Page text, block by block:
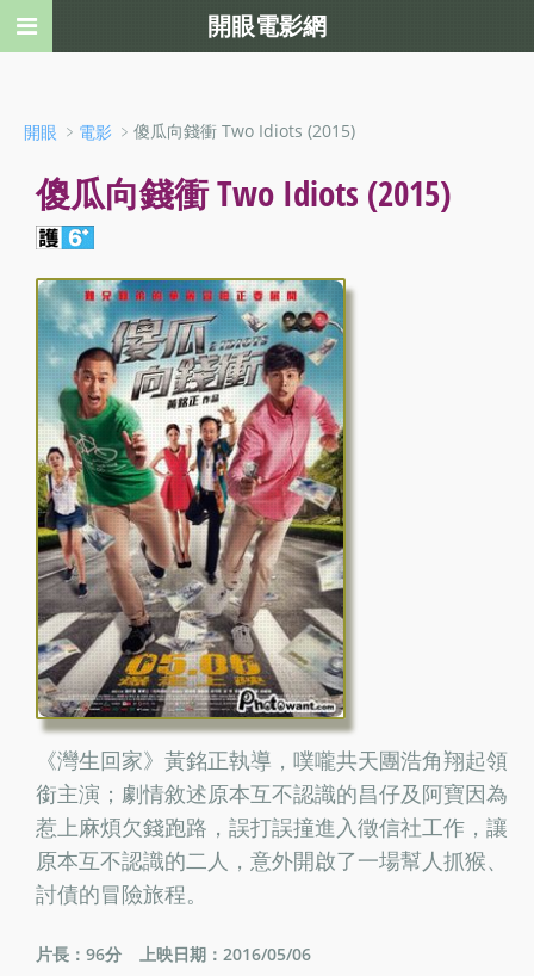
開眼 ﹥ 電影 ﹥傻瓜向錢衝 Two Idiots (2015)
傻瓜向錢衝 Two Idiots (2015)
《灣生回家》黃銘正執導，噗嚨共天團浩角翔起領
銜主演；劇情敘述原本互不認識的昌仔及阿寶因為
惹上麻煩欠錢跑路，誤打誤撞進入徵信社工作，讓
原本互不認識的二人，意外開啟了一場幫人抓猴、
討債的冒險旅程。
片長：96分 上映日期：2016/05/06
開眼電影網